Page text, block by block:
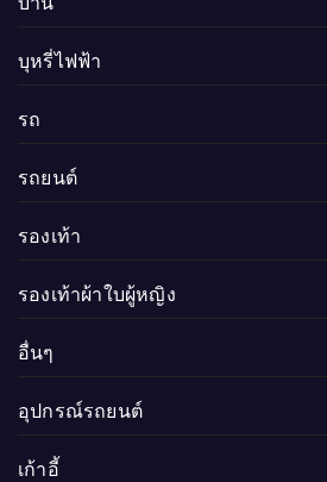
บุหรี่ไฟฟ้า
รถ
รถยนต์
รองเท้า
รองเท้าผ้าใบผู้หญิง
อื่นๆ
อุปกรณ์รถยนต์
เก้าอี้